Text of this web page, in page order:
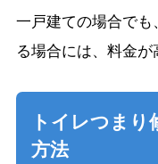
一戸建ての場合で
る場合には、料金が
トイレつまり
方法